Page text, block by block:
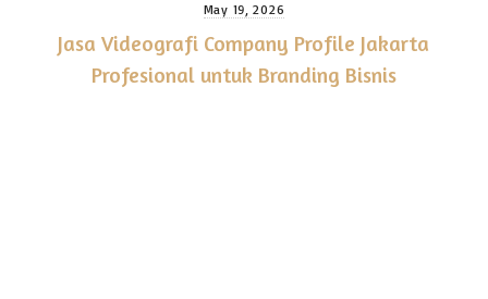
May 19, 2026
Jasa Videografi Company Profile Jakarta
Profesional untuk Branding Bisnis